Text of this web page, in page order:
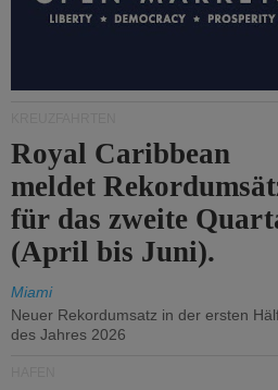
Royal Caribbean
meldet
für das zweite
(April bis Juni).
Miami
Neuer Rekordumsatz in der ersten
des Jahres 2026